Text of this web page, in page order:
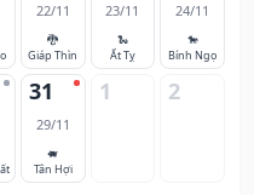
22/11
🐉
Giáp Thìn
23/11
🐍
Ất Tỵ
24/11
🐎
Bính Ngọ
31
29/11
🐖
Tân Hợi
1 2